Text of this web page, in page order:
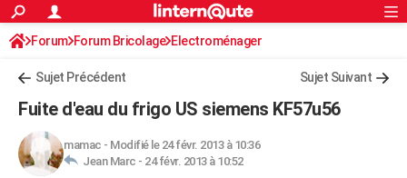
ACTUALITÉS
Politique
Société
Faits Divers
Education
Monde
Villes
+
FINANCE
Retraite
Impôts
Epargne
Immobilier
Risques naturels par ville
Banque
Assurance
Crédit
AUTO
S'inscrire
Connexion
Forum Forum Bricolage Electroménager
Sujet Précédent Sujet Suivant
Fuite d'eau du frigo US siemens KF57u56
mamac - Modifié le 24 févr. 2013 à 10:36
Jean Marc - 24 févr. 2013 à 10:52